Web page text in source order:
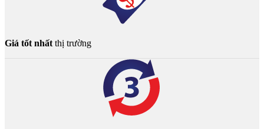
Giá tốt nhất thị trường